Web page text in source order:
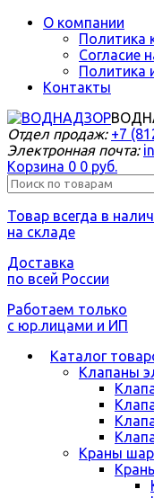
О компании
Политика
Согласие
Политика
Контакты
Отдел продаж: +7
Электронная почта:
Корзина 0 0 руб.
Товар всегда в
на складе
Доставка
по всей России
Работаем только
с юр.лицами и ИП
Каталог
Клапаны
Краны